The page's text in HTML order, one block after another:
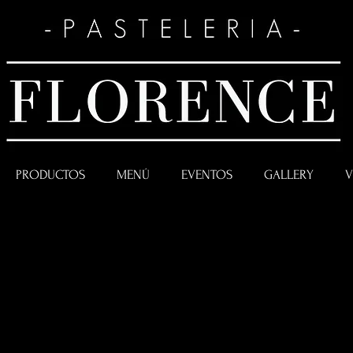
PRODUCTOS MENÚ EVENTOS GALLERY